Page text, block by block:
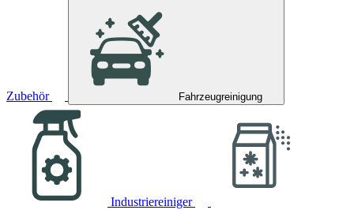
Zubehör Fahrzeugreinigung
Industriereiniger